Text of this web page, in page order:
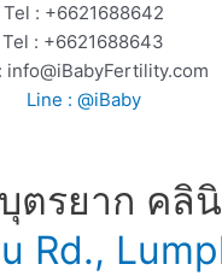
Tel : +6621688642
Tel : +6621688643
info@iBabyFertility.com
Line : @iBaby
ตรยาก คลิ
Rd.,